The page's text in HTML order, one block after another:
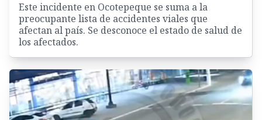
Este incidente en Ocotepeque se suma a la
preocupante lista de accidentes viales que
afectan al país. Se desconoce el estado de salud de
los afectados.